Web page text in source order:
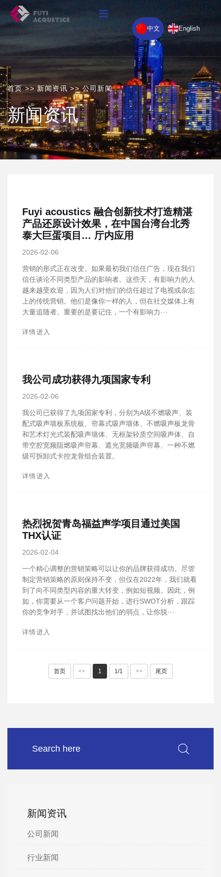
中文 English
首页>>新闻资讯 >> 公司新闻
新闻资讯
Fuyi acoustics 融合创新技术打造精湛
产品还原设计效果，在中国台湾台北秀
泰大巨蛋项目… 厅内应用
2026-02-06
营销的形式正在改变。如果最初我们信任广告，现在我们
信任谈论不同类型产品的影响者。这些天，有影响力的人
越来越受欢迎，因为人们对他们的信任超过了电视或杂志
上的传统营销。他们是像你一样的人，但在社交媒体上有
大量追随者。重要的是要记住，一个有影响力···
详情进入
我公司成功获得九项国家专利
2026-02-06
我公司已获得了九项国家专利，分别为A级不燃吸声、装
配式吸声墙板系统板、帘幕式吸声墙体、不燃吸声板龙骨
和艺术灯光式装配吸声墙体、无框架轻质空间吸声体、自
带空腔宽频阻燃吸声帘幕、遮光宽频吸声帘幕、一种不燃
级可拆卸式卡控龙骨组合装置。
详情进入
热烈祝贺青岛福益声学项目通过美国
THX认证
2026-02-04
一个精心调整的营销策略可以让你的品牌获得成功。尽管
制定营销策略的原则保持不变，但仅在2022年，我们就看
到了向不同类型内容的重大转变，例如短视频。因此，例
如，你需要从一个客户问题开始，进行SWOT分析，跟踪
你的竞争对手，并试图找出他们的弱点，让你脱···
详情进入
首页 << 1 1/1 >> 尾页
新闻资讯
公司新闻
行业新闻